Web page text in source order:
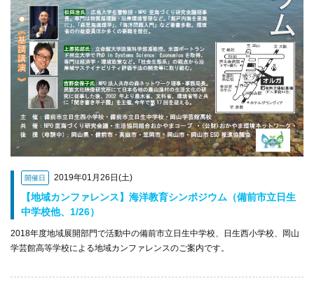
開催日 2019年01月26日(土)
【地域カンファレンス】海洋教育シンポジウム（備前市立日生
中学校他、1/26）
2018年度地域展開部門で活動中の備前市立日生中学校、日生西小学校、岡山
学芸館高等学校による地域カンファレンスのご案内です。